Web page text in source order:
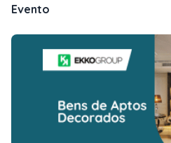
Evento